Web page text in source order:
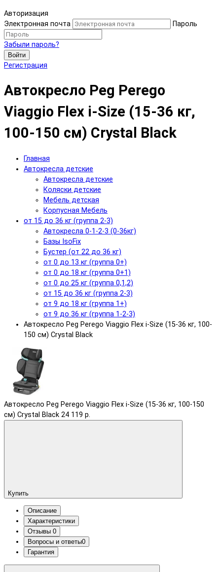
Авторизация
Электронная почта
Пароль
Забыли пароль?
Войти
Регистрация
Автокресло Peg Perego
Viaggio Flex i-Size (15-36 кг,
100-150 см) Crystal Black
Главная
Автокресла детские
Автокресла детские
Коляски детские
Мебель детская
Корпусная Мебель
от 15 до 36 кг (группа 2-3)
Автокресла 0-1-2-3 (0-36кг)
Базы IsoFix
Бустер (от 22 до 36 кг)
от 0 до 13 кг (группа 0+)
от 0 до 18 кг (группа 0+1)
от 0 до 25 кг (группа 0,1,2)
от 15 до 36 кг (группа 2-3)
от 9 до 18 кг (группа 1+)
от 9 до 36 кг (группа 1-2-3)
Автокресло Peg Perego Viaggio Flex i-Size (15-36 кг, 100-
150 см) Crystal Black
Автокресло Peg Perego Viaggio Flex i-Size (15-36 кг, 100-150
см) Crystal Black 24 119 р.
Купить
Описание
Характеристики
Отзывы 0
Вопросы и ответы0
Гарантия